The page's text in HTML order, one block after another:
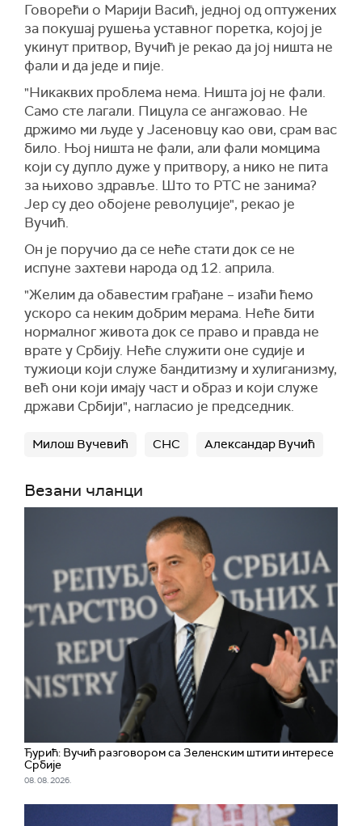
Говорећи о Марији Васић, једној од оптужених
за покушај рушења уставног поретка, којој је
укинут притвор, Вучић је рекао да јој ништа не
фали и да једе и пије.
"Никаквих проблема нема. Ништа јој не фали.
Само сте лагали. Пицула се ангажовао. Не
држимо ми људе у Јасеновцу као ови, срам вас
било. Њој ништа не фали, али фали момцима
који су дупло дуже у притвору, а нико не пита
за њихово здравље. Што то РТС не занима?
Јер су део обојене револуције", рекао је
Вучић.
Он је поручио да се неће стати док се не
испуне захтеви народа од 12. априла.
"Желим да обавестим грађане – изаћи ћемо
ускоро са неким добрим мерама. Неће бити
нормалног живота док се право и правда не
врате у Србију. Неће служити оне судије и
тужиоци који служе бандитизму и хулиганизму,
већ они који имају част и образ и који служе
држави Србији", нагласио је председник.
Милош Вучевић СНС Александар Вучић
Везани чланци
Ђурић: Вучић разговором са Зеленским штити интересе
Србије
08. 08. 2026.